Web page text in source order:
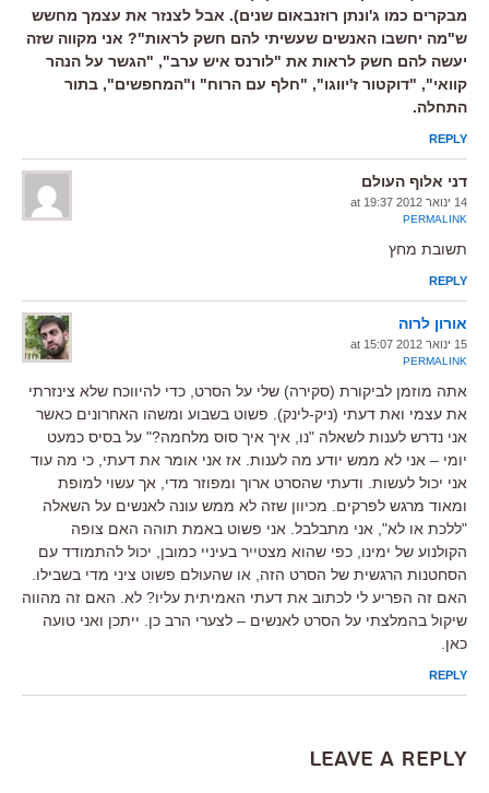
מבקרים כמו ג'ונתן רוזנבאום שנים). אבל לצנזר את עצמך מחשש
ש"מה יחשבו האנשים שעשיתי להם חשק לראות"? אני מקווה שזה
יעשה להם חשק לראות את "לורנס איש ערב", "הגשר על הנהר
קוואי", "דוקטור ז'יווגו", "חלף עם הרוח" ו"המחפשים", בתור
התחלה.
REPLY
דני אלוף העולם
14 ינואר 2012 at 19:37
PERMALINK
תשובת מחץ
REPLY
אורון לרוה
15 ינואר 2012 at 15:07
PERMALINK
אתה מוזמן לביקורת (סקירה) שלי על הסרט, כדי להיווכח שלא צינזרתי
את עצמי ואת דעתי (ניק-לינק). פשוט בשבוע ומשהו האחרונים כאשר
אני נדרש לענות לשאלה "נו, איך איך סוס מלחמה?" על בסיס כמעט
יומי – אני לא ממש יודע מה לענות. אז אני אומר את דעתי, כי מה עוד
אני יכול לעשות. ודעתי שהסרט ארוך ומפוזר מדי, אך עשוי למופת
ומאוד מרגש לפרקים. מכיוון שזה לא ממש עונה לאנשים על השאלה
"ללכת או לא", אני מתבלבל. אני פשוט באמת תוהה האם צופה
הקולנוע של ימינו, כפי שהוא מצטייר בעיניי כמובן, יכול להתמודד עם
הסחטנות הרגשית של הסרט הזה, או שהעולם פשוט ציני מדי בשבילו.
האם זה הפריע לי לכתוב את דעתי האמיתית עליו? לא. האם זה מהווה
שיקול בהמלצתי על הסרט לאנשים – לצערי הרב כן. ייתכן ואני טועה
כאן.
REPLY
Leave a Reply